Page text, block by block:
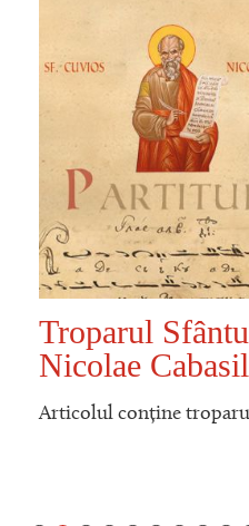
Troparul
Nicolae
Articolul conține